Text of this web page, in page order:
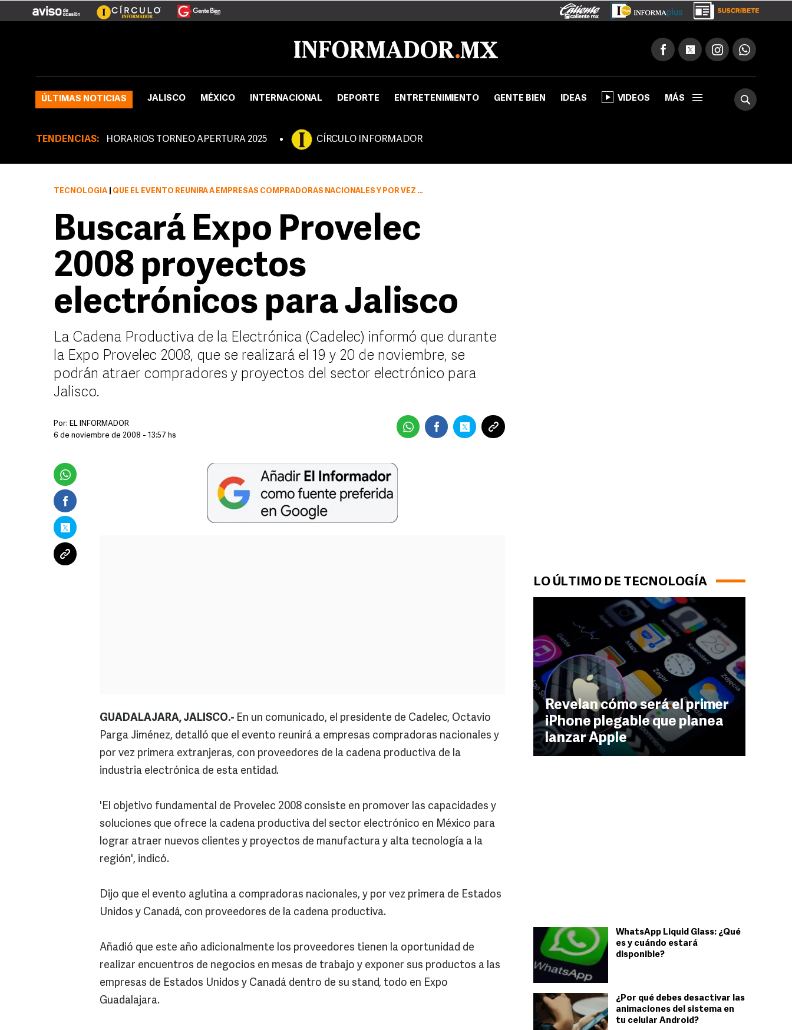
ÚLTIMAS NOTICIAS JALISCO MÉXICO INTERNACIONAL DEPORTE ENTRETENIMIENTO GENTE BIEN IDEAS VIDEOS MÁS
TENDENCIAS: HORARIOS TORNEO APERTURA 2025 CÍRCULO INFORMADOR
LO ÚLTIMO DE TECNOLOGÍA
Revelan cómo será el primer
iPhone plegable que planea
lanzar Apple
WhatsApp Liquid Glass: ¿Qué
es y cuándo estará
disponible?
¿Por qué debes desactivar las
animaciones del sistema en
tu celular Android?
TECNOLOGÍA QUE EL EVENTO REUNIRÁ A EMPRESAS COMPRADORAS NACIONALES Y POR VEZ PRIMERA EXTRANJERAS
Buscará Expo Provelec
2008 proyectos
electrónicos para Jalisco
La Cadena Productiva de la Electrónica (Cadelec) informó que durante
la Expo Provelec 2008, que se realizará el 19 y 20 de noviembre, se
podrán atraer compradores y proyectos del sector electrónico para
Jalisco.
Por: EL INFORMADOR
6 de noviembre de 2008 - 13:57 hs
GUADALAJARA, JALISCO.- En un comunicado, el presidente de Cadelec, Octavio
Parga Jiménez, detalló que el evento reunirá a empresas compradoras nacionales y
por vez primera extranjeras, con proveedores de la cadena productiva de la
industria electrónica de esta entidad.
'El objetivo fundamental de Provelec 2008 consiste en promover las capacidades y
soluciones que ofrece la cadena productiva del sector electrónico en México para
lograr atraer nuevos clientes y proyectos de manufactura y alta tecnología a la
región', indicó.
Dijo que el evento aglutina a compradoras nacionales, y por vez primera de Estados
Unidos y Canadá, con proveedores de la cadena productiva.
Añadió que este año adicionalmente los proveedores tienen la oportunidad de
realizar encuentros de negocios en mesas de trabajo y exponer sus productos a las
empresas de Estados Unidos y Canadá dentro de su stand, todo en Expo
Guadalajara.